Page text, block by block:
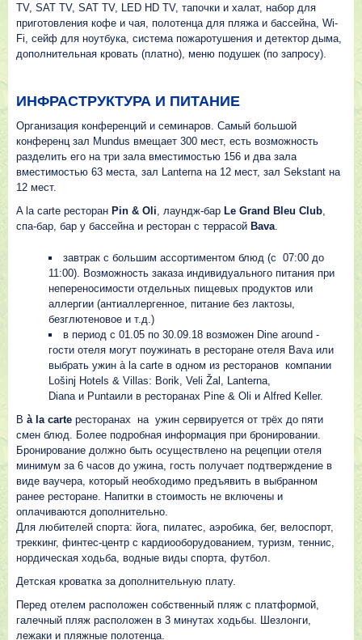
TV, SAT TV, SAT TV, LED HD TV, тапочки и халат, набор для
приготовления кофе и чая, полотенца для пляжа и бассейна, Wi-
Fi, сейф для ноутбука, система пожаротушения и детектор дыма,
дополнительная кровать (платно), меню подушек (по запросу).
ИНФРАСТРУКТУРА И ПИТАНИЕ
Организация конференций и семинаров. Самый большой
конференц зал Mundus вмещает 300 мест, есть возможность
разделить его на три зала вместимостью 156 и два зала
вместимостью 63 места, зал Lanterna на 12 мест, зал Sekstant на
12 мест.
A la carte ресторан Pin & Oli, лаундж-бар Le Grand Bleu Club,
спа-бар, бар у бассейна и ресторан с террасой Bava.
завтрак с большим ассортиментом блюд (с 07:00 до
11:00). Возможность заказа индивидуального питания при
непереносимости отдельных пищевых продуктов или
аллергии (антиаллергенное, питание без лактозы,
безглютеновое и т.д.)
в период с 01.05 по 30.09.18 возможен Dine around -
гости отеля могут поужинать в ресторане отеля Bava или
выбрать ужин à la carte в одном из ресторанов компании
Lošinj Hotels & Villas: Borik, Veli Žal, Lanterna,
Diana и Puntaили в ресторанах Pine & Oli и Alfred Keller.
В à la carte ресторанах на ужин сервируется от трёх до пяти
смен блюд. Более подробная информация при бронировании.
Бронирование должно быть осуществлено на рецепции отеля
минимум за 6 часов до ужина, гость получает подтверждение в
виде ваучера, который необходимо предъявить в выбранном
ранее ресторане. Напитки в стоимость не включены и
оплачиваются дополнительно.
Для любителей спорта: йога, пилатес, аэробика, бег, велоспорт,
треккинг, финтес-центр с кардиооборудованием, туризм, теннис,
нордическая ходьба, водные виды спорта, футбол.
Детская кроватка за дополнительную плату.
Перед отелем расположен собственный пляж с платформой,
галечный пляж расположен в 3 минутах ходьбы. Шезлонги,
лежаки и пляжные полотенца.